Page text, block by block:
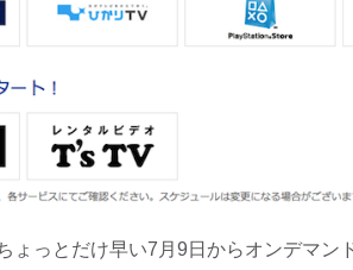
ょっとだけ早い7月9日からオンデマン